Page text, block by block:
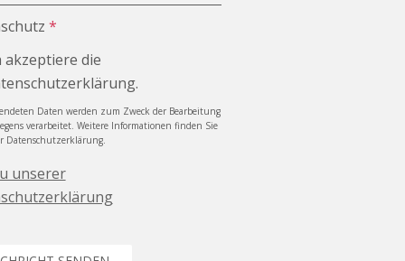
*
akzeptiere die
Daten werden zum Zweck der Bearbeitung
verarbeitet. Weitere Informationen finden Sie
Datenschutzerklärung.
unserer